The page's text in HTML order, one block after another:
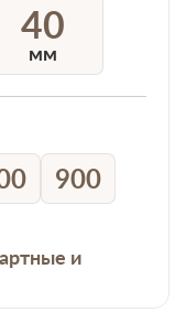
900
40
мм
и